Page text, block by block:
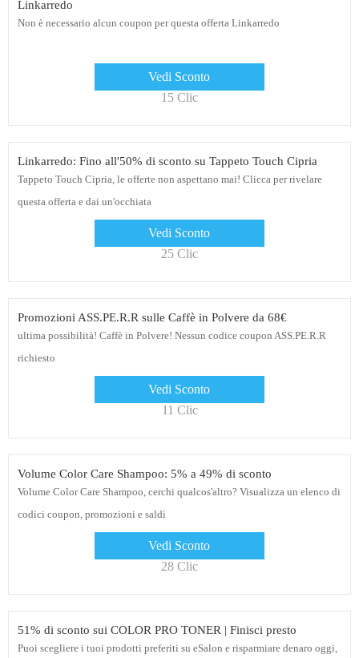
Linkarredo
Non è necessario alcun coupon per questa offerta Linkarredo
Vedi Sconto
15 Clic
Linkarredo: Fino all'50% di sconto su Tappeto Touch Cipria
Tappeto Touch Cipria, le offerte non aspettano mai! Clicca per rivelare
questa offerta e dai un'occhiata
Vedi Sconto
25 Clic
Promozioni ASS.PE.R.R sulle Caffè in Polvere da 68€
ultima possibilità! Caffè in Polvere! Nessun codice coupon ASS.PE.R.R
richiesto
Vedi Sconto
11 Clic
Volume Color Care Shampoo: 5% a 49% di sconto
Volume Color Care Shampoo, cerchi qualcos'altro? Visualizza un elenco di
codici coupon, promozioni e saldi
Vedi Sconto
28 Clic
51% di sconto sui COLOR PRO TONER | Finisci presto
Puoi scegliere i tuoi prodotti preferiti su eSalon e risparmiare denaro oggi,